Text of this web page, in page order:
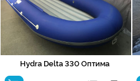
Hydra Delta 330 Оптима